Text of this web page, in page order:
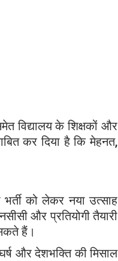
विद्यालय के शिक्षकों और
कर दिया है कि मेहनत,
को लेकर नया उत्साह
और प्रतियोगी तैयारी
हैं।
और देशभक्ति की मिसाल